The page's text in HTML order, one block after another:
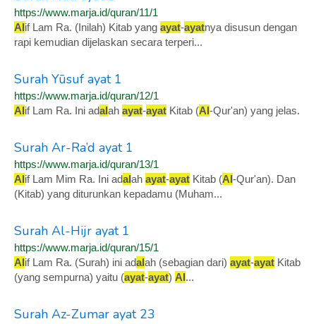
https://www.marja.id/quran/11/1
Alif Lam Ra. (Inilah) Kitab yang ayat-ayatnya disusun dengan
rapi kemudian dijelaskan secara terperi...
Surah Yūsuf ayat 1
https://www.marja.id/quran/12/1
Alif Lam Ra. Ini adalah ayat-ayat Kitab (Al-Qur'an) yang jelas.
Surah Ar-Ra’d ayat 1
https://www.marja.id/quran/13/1
Alif Lam Mim Ra. Ini adalah ayat-ayat Kitab (Al-Qur'an). Dan
(Kitab) yang diturunkan kepadamu (Muham...
Surah Al-Hijr ayat 1
https://www.marja.id/quran/15/1
Alif Lam Ra. (Surah) ini adalah (sebagian dari) ayat-ayat Kitab
(yang sempurna) yaitu (ayat-ayat) Al...
Surah Az-Zumar ayat 23